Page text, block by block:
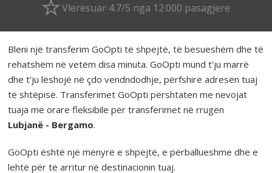
Vlerësuar 4.7/5 nga 12.000 pasagjerë
Bleni një transferim GoOpti të shpejtë, të besueshëm dhe të
rehatshëm në vetëm disa minuta. GoOpti mund t'ju marrë
dhe t'ju lëshojë në çdo vendndodhje, përfshirë adresën tuaj
të shtëpisë. Transferimet GoOpti përshtaten me nevojat
tuaja me orare fleksibile për transferimet në rrugën
Lubjanë - Bergamo.
GoOpti është një mënyrë e shpejtë, e përballueshme dhe e
lehtë për të arritur në destinacionin tuaj.